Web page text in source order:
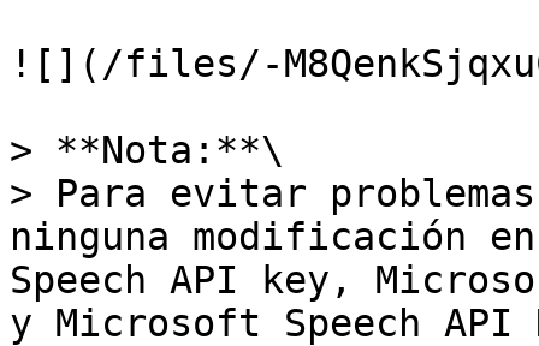
![](/files/-
> **Nota:**\
> Para evitar
ninguna modificación
Speech API key,
y Microsoft Speech API